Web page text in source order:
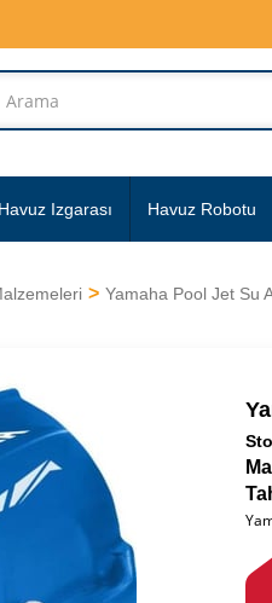
Havuz Izgarası Havuz Robotu
Yamaha Pool Jet Su